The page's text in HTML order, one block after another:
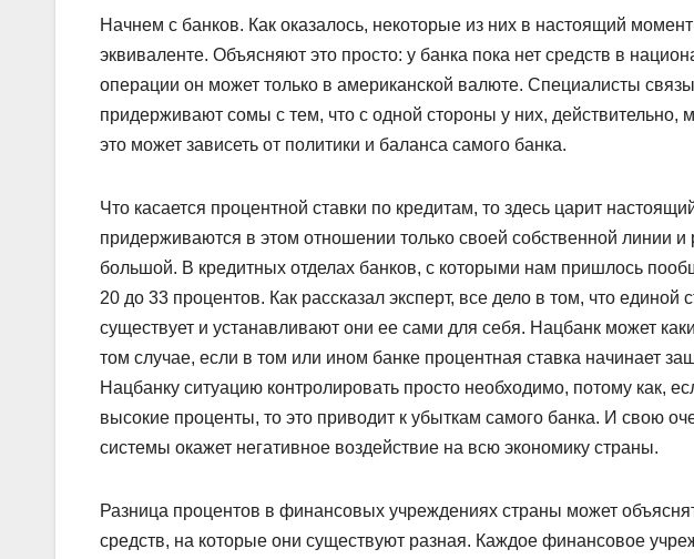
Начнем с банков. Как оказалось, некоторые из них в настоящий
эквиваленте. Объясняют это просто: у банка пока нет средств в
операции он может только в американской валюте. Специалисты
придерживают сомы с тем, что с одной стороны у них, действительно,
это может зависеть от политики и баланса самого банка.
Что касается процентной ставки по кредитам, то здесь царит
придерживаются в этом отношении только своей собственной линии
большой. В кредитных отделах банков, с которыми нам пришлось
20 до 33 процентов. Как рассказал эксперт, все дело в том, что единой
существует и устанавливают они ее сами для себя. Нацбанк может
том случае, если в том или ином банке процентная ставка начинает
Нацбанку ситуацию контролировать просто необходимо, потому как,
высокие проценты, то это приводит к убыткам самого банка. И свою
системы окажет негативное воздействие на всю экономику страны.
Разница процентов в финансовых учреждениях страны может
средств, на которые они существуют разная. Каждое финансовое